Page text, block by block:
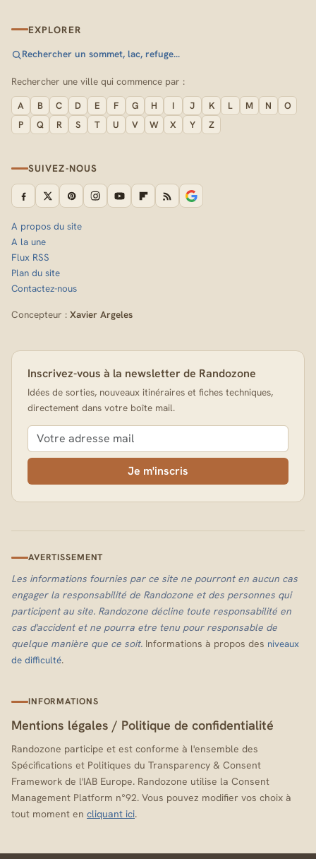
EXPLORER
Rechercher un sommet, lac, refuge…
Rechercher une ville qui commence par :
A B C D E F G H I J K L M N
O
P
Q R S T U V W X Y Z
SUIVEZ-NOUS
A propos du site
A la une
Flux RSS
Plan du site
Contactez-nous
Concepteur : Xavier Argeles
Inscrivez-vous à la newsletter de Randozone
Idées de sorties, nouveaux itinéraires et fiches techniques,
directement dans votre boîte mail.
Je m'inscris
AVERTISSEMENT
Les informations fournies par ce site ne pourront en aucun cas
engager la responsabilité de Randozone et des personnes qui
participent au site. Randozone décline toute responsabilité en
cas d'accident et ne pourra etre tenu pour responsable de
quelque manière que ce soit. Informations à propos des niveaux
de difficulté.
INFORMATIONS
Mentions légales / Politique de confidentialité
Randozone participe et est conforme à l'ensemble des
Spécifications et Politiques du Transparency & Consent
Framework de l'IAB Europe. Randozone utilise la Consent
Management Platform n°92. Vous pouvez modifier vos choix à
tout moment en cliquant ici.